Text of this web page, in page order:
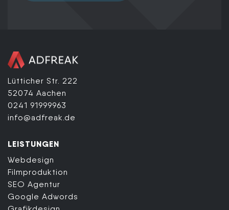
Lütticher Str. 222
52074 Aachen
0241 91999963
info@adfreak.de
LEISTUNGEN
Webdesign
Filmproduktion
SEO Agentur
Google Adwords